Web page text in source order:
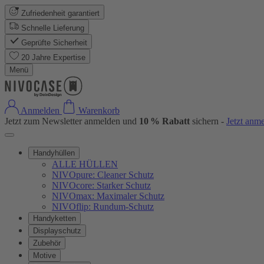
Zufriedenheit garantiert
Schnelle Lieferung
Geprüfte Sicherheit
20 Jahre Expertise
Menü
Anmelden
Warenkorb
Jetzt zum Newsletter anmelden und 10 % Rabatt sichern - Jetzt
Handyhüllen
ALLE HÜLLEN
NIVOpure: Cleaner Schutz
NIVOcore: Starker Schutz
NIVOmax: Maximaler Schutz
NIVOflip: Rundum-Schutz
Handyketten
Displayschutz
Zubehör
Motive